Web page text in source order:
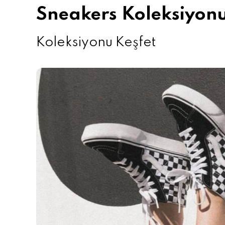
Sneakers
Koleksiyonu Keşfet